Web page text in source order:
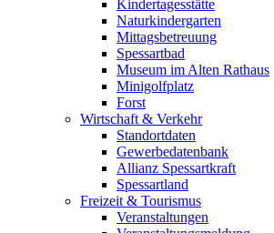
Kindertagesstätte
Naturkindergarten
Mittagsbetreuung
Spessartbad
Museum im Alten Rathaus
Minigolfplatz
Forst
Wirtschaft & Verkehr
Standortdaten
Gewerbedatenbank
Allianz Spessartkraft
Spessartland
Freizeit & Tourismus
Veranstaltungen